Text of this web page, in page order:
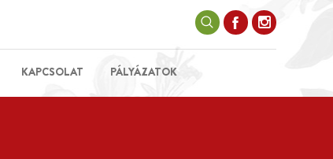
KAPCSOLAT PÁLYÁZATOK